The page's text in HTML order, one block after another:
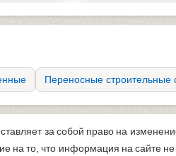
Переносные строительные
за собой право на
то, что информация на сайте не